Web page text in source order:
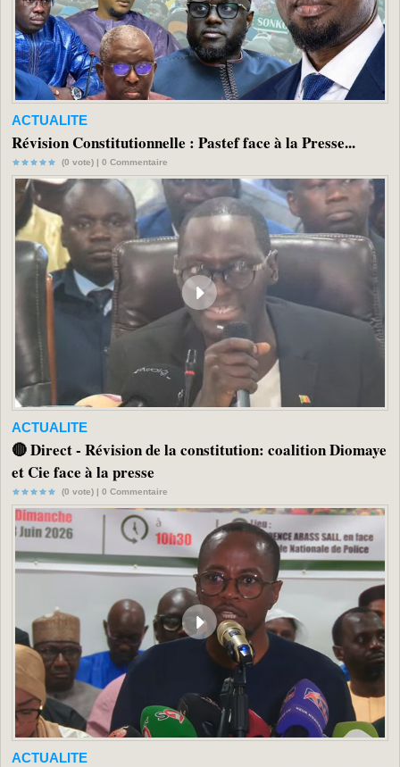
ACTUALITE
Révision Constitutionnelle : Pastef face à la Presse...
(0 vote) | 0 Commentaire
ACTUALITE
🔴 Direct - Révision de la constitution: coalition Diomaye
et Cie face à la presse
(0 vote) | 0 Commentaire
ACTUALITE